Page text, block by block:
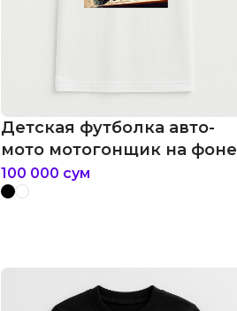
Детская футболка авто-
мото мотогонщик на фоне
спидометра
100 000 сум